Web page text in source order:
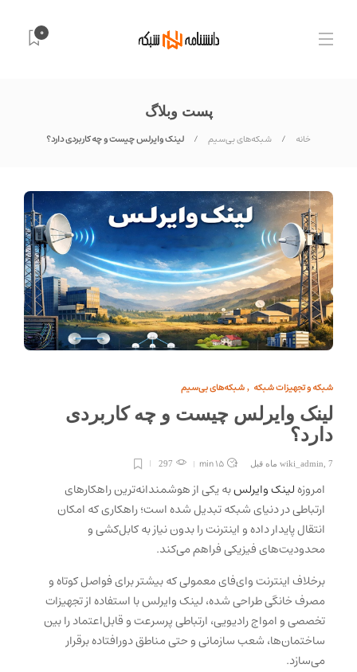
0
پست وبلاگ
خانه شبکه‌های بی‌سیم لینک وایرلس چیست و چه کاربردی دارد؟
شبکه و تجهیزات شبکه , شبکه‌های بی‌سیم
لینک وایرلس چیست و چه کاربردی
دارد؟
wiki_admin, 7 ماه قبل 15 min
297
امروزهلینک وایرلسبه یکی از هوشمندانه‌ترین راهکارهای
ارتباطی در دنیای شبکه تبدیل شده است؛ راهکاری که امکان
انتقال پایدار داده و اینترنت را بدون نیاز به کابل‌کشی و
محدودیت‌های فیزیکی فراهم می‌کند.
برخلاف اینترنت وای‌فای معمولی که بیشتر برای فواصل کوتاه و
مصرف خانگی طراحی شده، لینک وایرلس با استفاده از تجهیزات
تخصصی و امواج رادیویی، ارتباطی پرسرعت و قابل‌اعتماد را بین
ساختمان‌ها، شعب سازمانی و حتی مناطق دورافتاده برقرار
می‌سازد.